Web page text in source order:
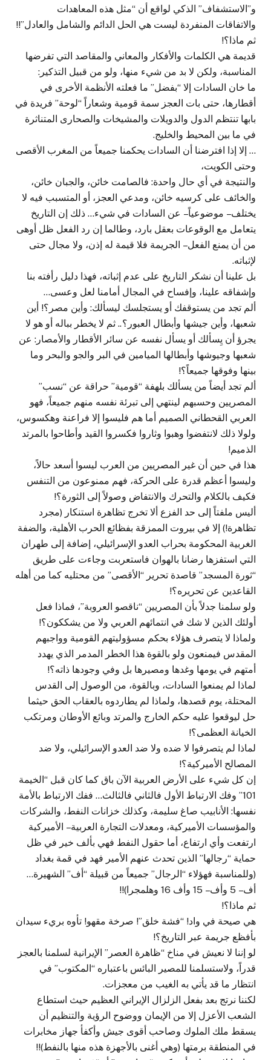
و”الاستشفاف” الذكي لواقع أن “مثل هذه المعاهدات
والاتفاقات المنفردة ليست هي الحل الدائم والشامل والعادل”!!
ثم ماذا؟!
قديمة هي الكلمات والأفكار والمعاني والمقاصد التي تفرضها
المناسبة، ولكن لا بد من شيء منها، ولو من قبيل التذكير:
ما خان السادات إلا “بفضل” ما فعلته الأنظمة الأخرى في
أقطارها، حتى بات العجز سمة قومية وشعاراً “لوحة” فريدة في
بابها تنتظم الدول والدويلات والمشيخات والصحارى المتناثرة
في ما بين المحيط والخليج.
… إلا إذا افترضنا أن السادات يحكمنا جميعاً من المغرب الأقصى
وحتى الكويت،
والنتيجة في أي حال واحدة: فالصامت خائن، والجبان خائن،
والخائف على كرسيه خائن، ومدعي العجز، أو المتسبب فيه لا
يختلف – موضوعياً – عن السادات في شيء… ذلك إن التاريخ
يتعامل مع الوقوعات بعقل بارد، وطالما إن رد الفعل ظل أوهى
من أن يمنع الفعل – الجريمة فلا قيمة له إذن، ولا مجال حتى
لإثباته.
بل علينا أن نشكر التاريخ على عدم إثباته، فهذا دليل رأفته بنا
وإشفاقه علينا، وإفساح في المجال أمامنا لعل وعسى…
ألم تجد من يستوقفك أو يستجلسك ليسألك: وأين مصر؟! أين
شعبها، وأين جيشها وأبطال العبور؟.. ثم لا يخطر بباله أو هو لا
يجرؤ أن يِسألك أو يسأل نفسه عن سائر الأقطار والأمصار: عن
شعبها وجيوشها وأبطالها الميامين في البر والجو والبحر وما
بينها وفوقها جميعاً؟!
ألم تجد أيضاً من يسألك بلهفة “قومية” حراقة عن “نسب”
المصريين وحسبهم لينتهي إلى تبرئة نفسه منهم جميعاً، فهو
العربي القحطاني الصميم أما هم فليسوا إلا فراعنة وهكسوس،
ولولا ذلك لانتفضوا وهبوا وثاروا فكسروا القيد وأطاحوا بالمرتد
الذميم!
هذا في حين أن غير المصريين من العرب ليسوا أسعد حالاً،
وليسوا أعظم قدرة على الحركة، فهم ممنوعون من التنفس
فكيف بالكلام والتحرك والانتفاض وصولاً إلى الثورة؟!
أليس ملفتاً إلى حد الفزع ألا تخرج تظاهرة استنكار (مجرد
تظاهرة!) إلا في بيروت الممزقة بفظائع الحرب الأهلية، والضفة
الغربية المحكومة بحراب العدو الإسرائيلي، إضافة إلى طهران
التي استفزها رضانا بالهوان فاستعربت وجاءت على طريق
“ثورة المسجد” قاصدة تحرير “الأقصى” من محتليه كما من أهله
القاعدين عن تحريره؟!
ولو سلمنا جدلاً بأن المصريين “ناقصو العروبة”، فماذا فعل
أولئك الذين لا شك في انتمائهم العربي ولا من يشككون؟!
ولماذا لا يتصرف هؤلاء بحكم مسؤوليتهم القومية وواجبهم
المقدس فيمنعون ولو بالقوة هذا الخطر المدمر الذي يهدد
أمتهم في يومها وغدها ومصيرها بل وفي وجودها ذاته؟!
لماذا لم يمنعوا السادات، وبالقوة، من الوصول إلى القدس
المحتلة، يوم قصدها، ولماذا لم يطاردوه بالعقاب الحق حيثما
حل ليوقعوا عليه حكم الخارج والمرتد وبائع الأوطان ومرتكب
الخيانة العظمى؟!
لماذا لم يتصرفوا لا ضده ولا ضد العدو الإسرائيلي، ولا ضد
المصالح الأميركية؟!
إن كل شيء على الأرض العربية الآن باق كما كان قبل “الخيمة
101” وفك الارتباط الأول فالثاني فالثالث… ففك الارتباط بالأمة
نفسها: الأنابيب صاغ سليمة، وكذلك خزانات النفط، والشركات
والمؤسسات الأميركية، ومعدلات التجارة العربية – الأميركية
ارتفعت وأي ارتفاع، أما حقول النفط فهي بألف خير في ظل
حماية “رجالها” الذين تحدث عنهم الأمير فهد في قمة بغداد
(وللمناسبة فهؤلاء “الرجال” جميعاً من قبيلة “أف” الشهيرة…
أف – 5 وأف – 15 وأف 16 وهلمجرا)!!
ثم ماذا؟!
هي صيحة في واد! “فشة خلق”! صرخة مقهو! تأوه بريء سيدان
بأفظع جريمة عبر التاريخ؟!
لو إننا لا نعيش في مناخ “ظاهرة العصر” الإيرانية لسلمنا بالعجز
قدراً، ولاستسلمنا للمصير البائس باعتباره “المكتوب” في
انتظار ما قد يأتي به الغيب من معجزات.
لكننا نرتج بعد بفعل الزلزال الإيراني العظيم حيث استطاع
الشعب الأعزل إلا من الإيمان ووضوح الرؤية والتنظيم أن
يسقط ملك الملوك وصاحب أقوى جيش وأكفأ جهاز مخابرات
في المنطقة برمتها (وهي أغنى بالأجهزة هذه منها بالنفط)!!